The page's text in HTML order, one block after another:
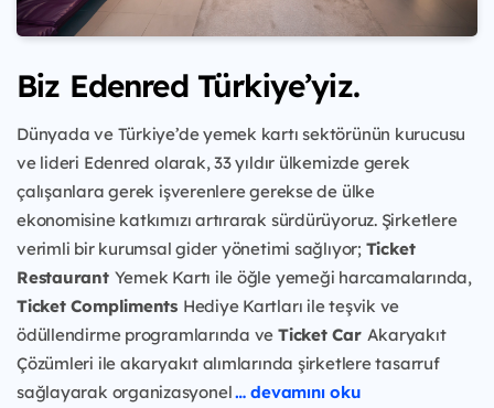
Biz Edenred Türkiye’yiz.
Dünyada ve Türkiye’de yemek kartı sektörünün kurucusu
ve lideri Edenred olarak, 33 yıldır ülkemizde gerek
çalışanlara gerek işverenlere gerekse de ülke
ekonomisine katkımızı artırarak sürdürüyoruz. Şirketlere
verimli bir kurumsal gider yönetimi sağlıyor; Ticket
Restaurant Yemek Kartı ile öğle yemeği harcamalarında,
Ticket Compliments Hediye Kartları ile teşvik ve
ödüllendirme programlarında veTicket Car Akaryakıt
Çözümleri ile akaryakıt alımlarında şirketlere tasarruf
sağlayarak organizasyonel… devamını oku